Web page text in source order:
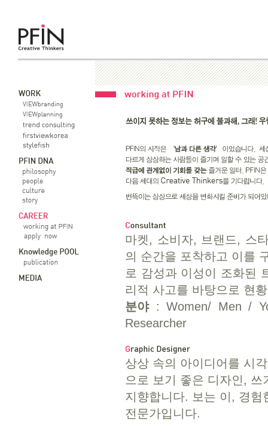
마켓, 소비자, 브랜드, 스
의 순간을 포착하고 이를
로 감성과 이성이 조화된
리적 사고를 바탕으로 현
분야: Women/ Men /
Researcher
상상 속의 아이디어를 시
으로 보기 좋은 디자인, 쓰
지향합니다. 보는 이, 경
전문가입니다.